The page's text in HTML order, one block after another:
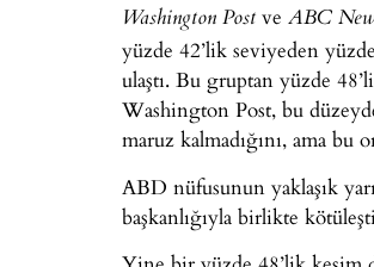
Washington Post ve ABC
yüzde 42’lik seviyeden
ulaştı. Bu gruptan yüzde
Washington Post, bu
maruz kalmadığını, ama
ABD nüfusunun yaklaşık
başkanlığıyla birlikte